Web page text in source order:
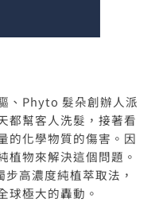
、Phyto 髮朵創辦人派
都幫客人洗髮，接著看
的化學物質的傷害。因
植物來解決這個問題。
高濃度純植萃取法，
球極大的轟動。